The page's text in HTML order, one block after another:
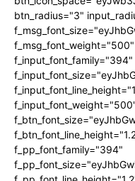
btn_radius="3"
f_input_font_family="394"
f_pp_font_family="394"